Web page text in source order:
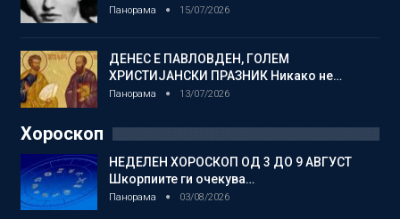
Панорама 15/07/2026
ДЕНЕС Е ПАВЛОВДЕН, ГОЛЕМ
ХРИСТИЈАНСКИ ПРАЗНИК Никако не…
Панорама 13/07/2026
Хороскоп
НЕДЕЛЕН ХОРОСКОП ОД 3 ДО 9 АВГУСТ
Шкорпиите ги очекува…
Панорама 03/08/2026